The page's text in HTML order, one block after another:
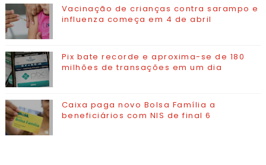
Vacinação de crianças contra sarampo e
influenza começa em 4 de abril
Pix bate recorde e aproxima-se de 180
milhões de transações em um dia
Caixa paga novo Bolsa Família a
beneficiários com NIS de final 6